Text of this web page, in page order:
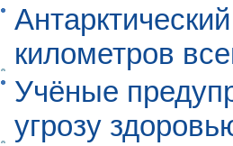
километров
Учёные
угрозу